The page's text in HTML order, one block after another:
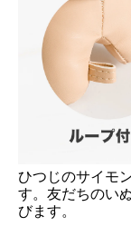
ひつじのサイモ
す。友だちのい
びます。